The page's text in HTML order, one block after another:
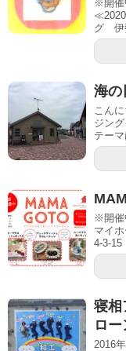
※開催
グ 伊
海の
こん
ジン
テー
※開催
マイ
4-3-15
寝相
ロ
2016